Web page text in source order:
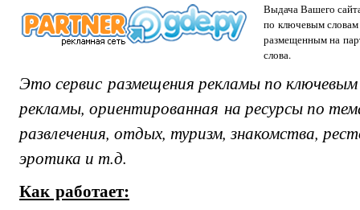
Выдача Вашего
по ключевым
размещенным на
слова.
Это сервис размещения рекламы по
рекламы, ориентированная на ресурсы по
развлечения, отдых, туризм, знакомства,
эротика и т.д.
Как работает: